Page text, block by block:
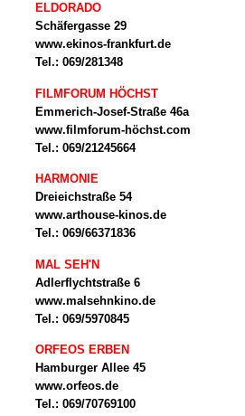
ELDORADO
Schäfergasse 29
www.ekinos-frankfurt.de
Tel.: 069/281348
FILMFORUM HÖCHST
Emmerich-Josef-Straße 46a
www.filmforum-höchst.com
Tel.: 069/21245664
HARMONIE
Dreieichstraße 54
www.arthouse-kinos.de
Tel.: 069/66371836
MAL SEH'N
Adlerflychtstraße 6
www.malsehnkino.de
Tel.: 069/5970845
ORFEOS ERBEN
Hamburger Allee 45
www.orfeos.de
Tel.: 069/70769100